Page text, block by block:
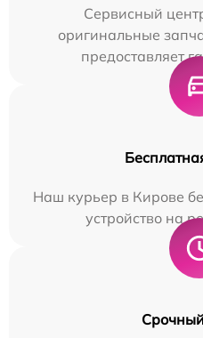
Сервисный
оригинальные
предоставляет
Наш курьер в Кирове
устройство на